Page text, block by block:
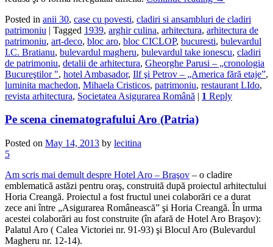
Posted in anii 30, case cu povesti, cladiri si ansambluri de cladiri
patrimoniu | Tagged 1939, arghir culina, arhitectura, arhitectura de
patrimoniu, art-deco, bloc aro, bloc CICLOP, bucuresti, bulevardul
I.C. Bratianu, bulevardul magheru, bulevardul take ionescu, cladiri
de patrimoniu, detalii de arhitectura, Gheorghe Parusi – „cronologia
Bucureştilor ", hotel Ambasador, Ilf şi Petrov – „America fără etaje”,
luminita machedon, Mihaela Cristicos, patrimoniu, restaurant LIdo,
revista arhitectura, Societatea Asigurarea Română | 1 Reply
Pe scena cinematografului Aro (Patria)
Posted on May 14, 2013 by lecitina
5
Am scris mai demult despre Hotel Aro – Braşov – o cladire
emblematică astăzi pentru oraş, construită după proiectul arhitectului
Horia Creangă. Proiectul a fost fructul unei colaborări ce a durat
zece ani între „Asigurarea Românească” şi Horia Creangă. În urma
acestei colaborări au fost construite (în afară de Hotel Aro Braşov):
Palatul Aro ( Calea Victoriei nr. 91-93) şi Blocul Aro (Bulevardul
Magheru nr. 12-14).